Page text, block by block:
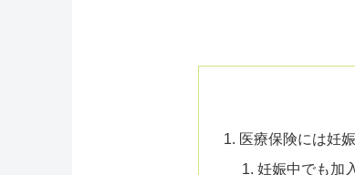
医療保険には妊
妊娠中でも加